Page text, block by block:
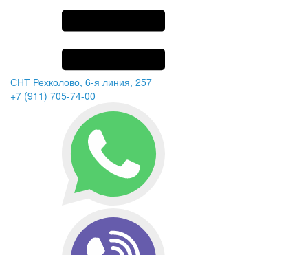
СНТ Рехколово, 6-я линия, 257
+7 (911) 705-74-00